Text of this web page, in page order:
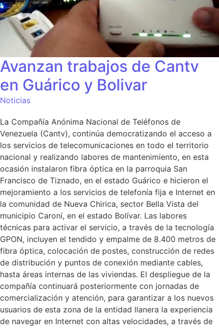
Avanzan trabajos de Cantv
en Guárico y Bolivar
Noticias
La Compañía Anónima Nacional de Teléfonos de
Venezuela (Cantv), continúa democratizando el acceso a
los servicios de telecomunicaciones en todo el territorio
nacional y realizando labores de mantenimiento, en esta
ocasión instalaron fibra óptica en la parroquia San
Francisco de Tiznado, en el estado Guárico e hicieron el
mejoramiento a los servicios de telefonía fija e Internet en
la comunidad de Nueva Chirica, sector Bella Vista del
municipio Caroní, en el estado Bolívar. Las labores
técnicas para activar el servicio, a través de la tecnología
GPON, incluyen el tendido y empalme de 8.400 metros de
fibra óptica, colocación de postes, construcción de redes
de distribución y puntos de conexión mediante cables,
hasta áreas internas de las viviendas. El despliegue de la
compañía continuará posteriormente con jornadas de
comercialización y atención, para garantizar a los nuevos
usuarios de esta zona de la entidad llanera la experiencia
de navegar en Internet con altas velocidades, a través de